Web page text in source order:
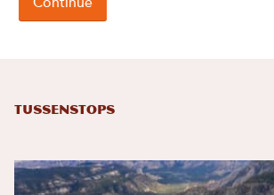
Tussenstops